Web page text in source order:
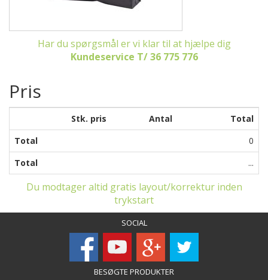
Har du spørgsmål er vi klar til at hjælpe dig
Kundeservice T/ 36 775 776
Pris
Stk. pris Antal
Total
Total
0
Total
...
Du modtager altid gratis layout/korrektur inden
trykstart
SOCIAL
BESØGTE PRODUKTER